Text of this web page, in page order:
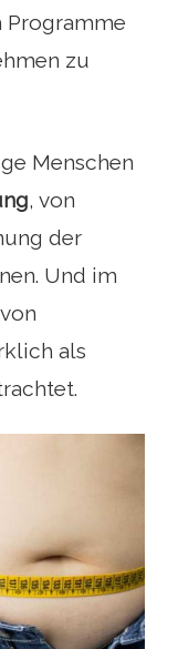
Programme
zu
Menschen
, von
der
Und im
als